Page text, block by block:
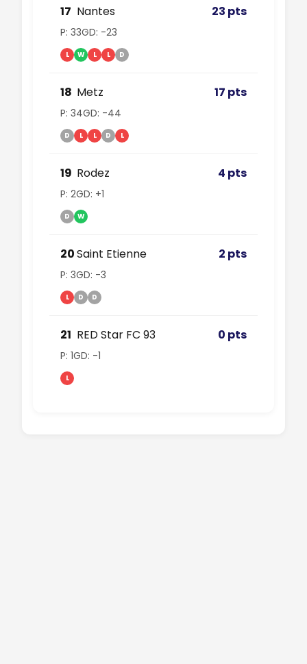
17 Nantes 23 pts
P: 33GD: -23
L W L L D
18 Metz 17 pts
P: 34GD: -44
D L L D L
19 Rodez 4 pts
P: 2GD: +1
D W
20Saint Etienne 2 pts
P: 3GD: -3
L D D
21 RED Star FC 93 0 pts
P: 1GD: -1
L